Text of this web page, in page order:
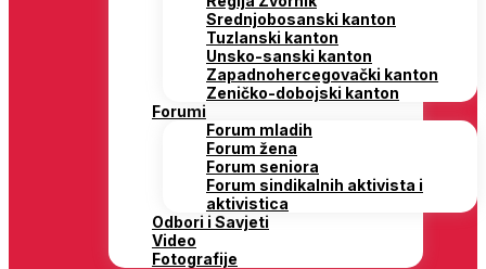
Srednjobosanski kanton
Tuzlanski kanton
Unsko-sanski kanton
Zapadnohercegovački kanton
Zeničko-dobojski kanton
Forumi
Forum mladih
Forum žena
Forum seniora
Forum sindikalnih aktivista i
aktivistica
Odbori i Savjeti
Video
Fotografije